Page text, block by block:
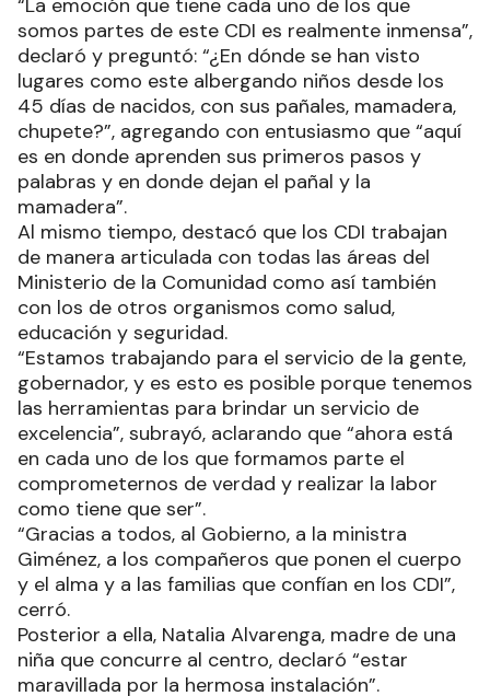
“La emoción que tiene cada uno de los que
somos partes de este CDI es realmente inmensa”,
declaró y preguntó: “¿En dónde se han visto
lugares como este albergando niños desde los
45 días de nacidos, con sus pañales, mamadera,
chupete?”, agregando con entusiasmo que “aquí
es en donde aprenden sus primeros pasos y
palabras y en donde dejan el pañal y la
mamadera”.
Al mismo tiempo, destacó que los CDI trabajan
de manera articulada con todas las áreas del
Ministerio de la Comunidad como así también
con los de otros organismos como salud,
educación y seguridad.
“Estamos trabajando para el servicio de la gente,
gobernador, y es esto es posible porque tenemos
las herramientas para brindar un servicio de
excelencia”, subrayó, aclarando que “ahora está
en cada uno de los que formamos parte el
comprometernos de verdad y realizar la labor
como tiene que ser”.
“Gracias a todos, al Gobierno, a la ministra
Giménez, a los compañeros que ponen el cuerpo
y el alma y a las familias que confían en los CDI”,
cerró.
Posterior a ella, Natalia Alvarenga, madre de una
niña que concurre al centro, declaró “estar
maravillada por la hermosa instalación”.